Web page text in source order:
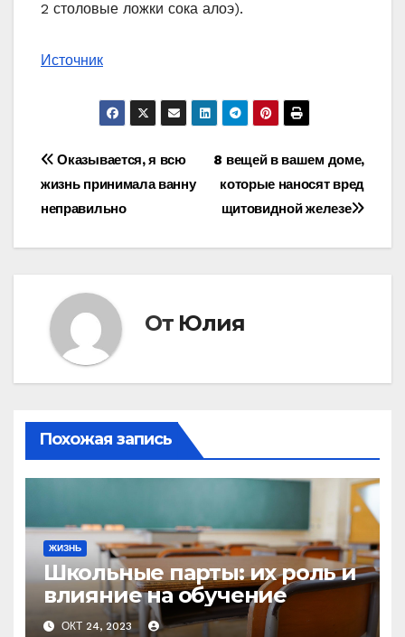
2 столовые ложки сока алоэ).
Источник
Навигация
по
записям
8 вещей в вашем доме,
которые наносят вред
щитовидной железе
Оказывается, я всю
жизнь принимала ванну
неправильно
От Юлия
Похожая запись
ЖИЗНЬ
Школьные парты: их роль и
влияние на обучение
ОКТ 24, 2023